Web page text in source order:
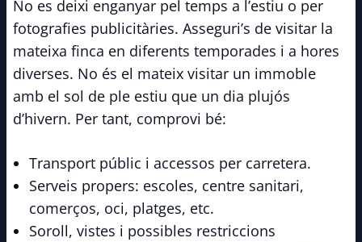
No es deixi enganyar pel temps a l’estiu o per
fotografies publicitàries. Asseguri’s de visitar la
mateixa finca en diferents temporades i a hores
diverses. No és el mateix visitar un immoble
amb el sol de ple estiu que un dia plujós
d’hivern. Per tant, comprovi bé:
Transport públic i accessos per carretera.
Serveis propers: escoles, centre sanitari,
comerços, oci, platges, etc.
Soroll, vistes i possibles restriccions